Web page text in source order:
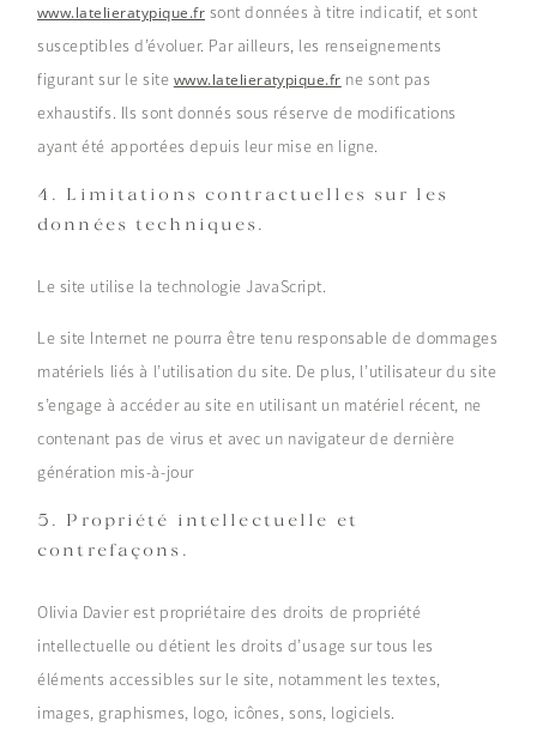
www.latelieratypique.fr sont données à titre indicatif, et sont
susceptibles d’évoluer. Par ailleurs, les renseignements
figurant sur le site www.latelieratypique.fr ne sont pas
exhaustifs. Ils sont donnés sous réserve de modifications
ayant été apportées depuis leur mise en ligne.
4. Limitations contractuelles sur les
données techniques.
Le site utilise la technologie JavaScript.
Le site Internet ne pourra être tenu responsable de dommages
matériels liés à l’utilisation du site. De plus, l’utilisateur du site
s’engage à accéder au site en utilisant un matériel récent, ne
contenant pas de virus et avec un navigateur de dernière
génération mis-à-jour
5. Propriété intellectuelle et
contrefaçons.
Olivia Davier est propriétaire des droits de propriété
intellectuelle ou détient les droits d’usage sur tous les
éléments accessibles sur le site, notamment les textes,
images, graphismes, logo, icônes, sons, logiciels.